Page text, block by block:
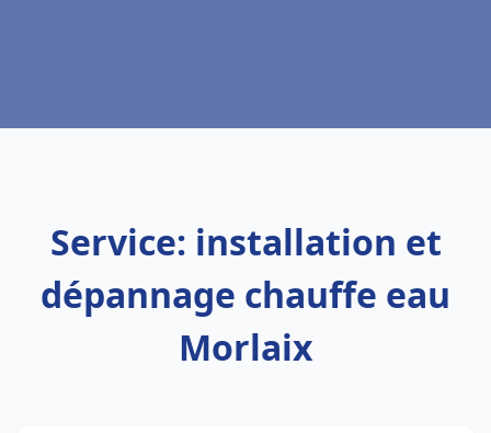
Service: installation et
dépannage chauffe eau
Morlaix